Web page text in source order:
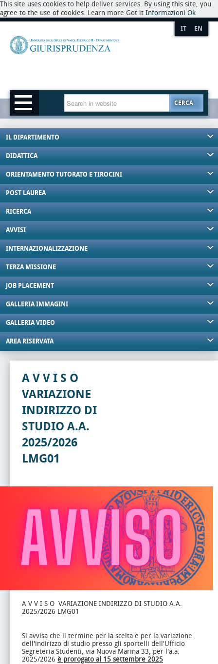
This site uses cookies to help deliver services. By using this site, you
agree to the use of cookies. Learn more Got it Informazioni Ok
IT EN
CERCA
IL DIPARTIMENTO
DIDATTICA
ORIENTAMENTO TUTORATO E TIROCINI
POST LAUREA
RICERCA
AVVISI
INTERNAZIONALIZZAZIONE
TERZA MISSIONE
JOB PLACEMENT
GALLERIA IMMAGINI
GALLERIA VIDEO
AREA RISERVATA
A V V I S O
VARIAZIONE
INDIRIZZO DI
STUDIO A.A.
2025/2026
LMG01
A V V I S O VARIAZIONE INDIRIZZO DI STUDIO A.A.
2025/2026 LMG01
Si avvisa che il termine per la scelta e per la variazione
dell'indirizzo di studio presso gli sportelli dell'Ufficio
Segreteria Studenti, via Nuova Marina 33, per l'a.a.
2025/2026 è prorogato al 15 settembre 2025